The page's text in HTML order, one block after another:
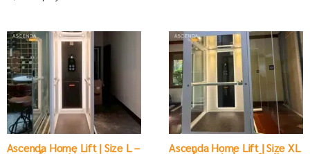
Ascenda Home Lift | Size L –
Ascenda Home Lift | Size XL